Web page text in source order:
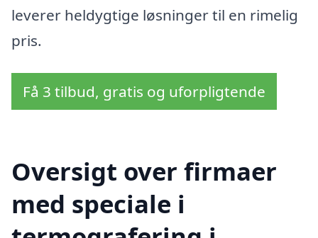
leverer heldygtige løsninger til en rimelig
pris.
Få 3 tilbud, gratis og uforpligtende
Oversigt over firmaer
med speciale i